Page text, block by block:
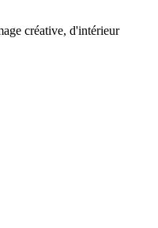
créative, d'intérieur